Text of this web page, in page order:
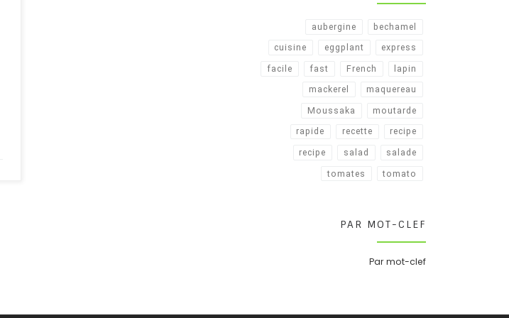
aubergine
bechamel
cuisine
eggplant
express
facile
fast French
lapin
mackerel
maquereau
Moussaka
moutarde
rapide
recette
recipe
recipe​
salad
salade
tomates
tomato
PAR MOT-CLEF
Par mot-clef